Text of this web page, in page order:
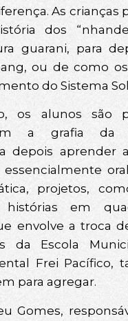
As crianças
dos
guarani, para
ou de como os
do Sistema
os alunos são
a grafia da
depois aprender
projetos,
em
envolve a troca
da Escola
Frei Pacífico,
para agregar.
Gomes,